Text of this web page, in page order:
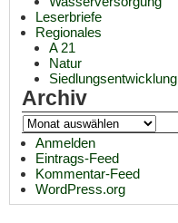
Leserbriefe
Regionales
A 21
Natur
Siedlungsentwicklung
Archiv
Anmelden
Eintrags-Feed
Kommentar-Feed
WordPress.org